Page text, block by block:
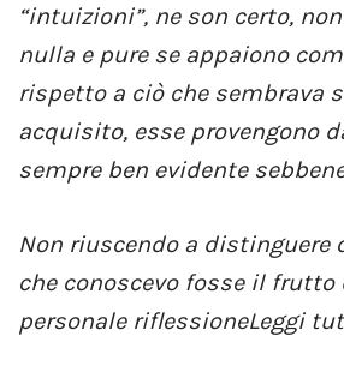
“intuizioni”, ne son certo,
nulla e pure se appaiono
rispetto a ciò che sembrava
acquisito, esse provengono
sempre ben evidente
Non riuscendo a distinguere
che conoscevo fosse il
personale riflessioneLeggi